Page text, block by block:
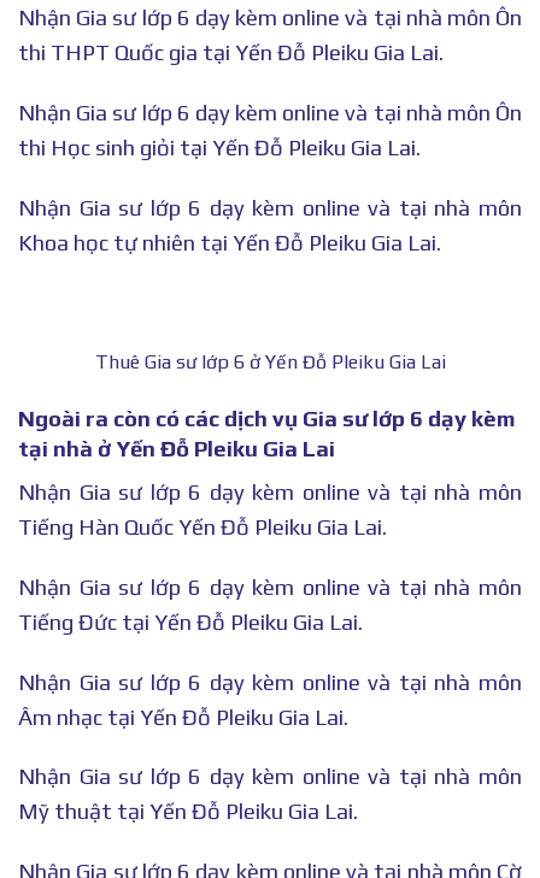
Nhận Gia sư lớp 6 dạy kèm online và tại nhà môn Ôn
thi THPT Quốc gia tại Yến Đỗ Pleiku Gia Lai.
Nhận Gia sư lớp 6 dạy kèm online và tại nhà môn Ôn
thi Học sinh giỏi tại Yến Đỗ Pleiku Gia Lai.
Nhận Gia sư lớp 6 dạy kèm online và tại nhà môn
Khoa học tự nhiên tại Yến Đỗ Pleiku Gia Lai.
Thuê Gia sư lớp 6 ở Yến Đỗ Pleiku Gia Lai
Ngoài ra còn có các dịch vụ Gia sư lớp 6 dạy kèm
tại nhà ở Yến Đỗ Pleiku Gia Lai
Nhận Gia sư lớp 6 dạy kèm online và tại nhà môn
Tiếng Hàn Quốc Yến Đỗ Pleiku Gia Lai.
Nhận Gia sư lớp 6 dạy kèm online và tại nhà môn
Tiếng Đức tại Yến Đỗ Pleiku Gia Lai.
Nhận Gia sư lớp 6 dạy kèm online và tại nhà môn
Âm nhạc tại Yến Đỗ Pleiku Gia Lai.
Nhận Gia sư lớp 6 dạy kèm online và tại nhà môn
Mỹ thuật tại Yến Đỗ Pleiku Gia Lai.
Nhận Gia sư lớp 6 dạy kèm online và tại nhà môn Cờ